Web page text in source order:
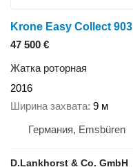
Krone Easy Collect 903
47 500 €
Жатка роторная
2016
Ширина захвата 9 м
Германия, Emsbüren
D.Lankhorst & Co. GmbH